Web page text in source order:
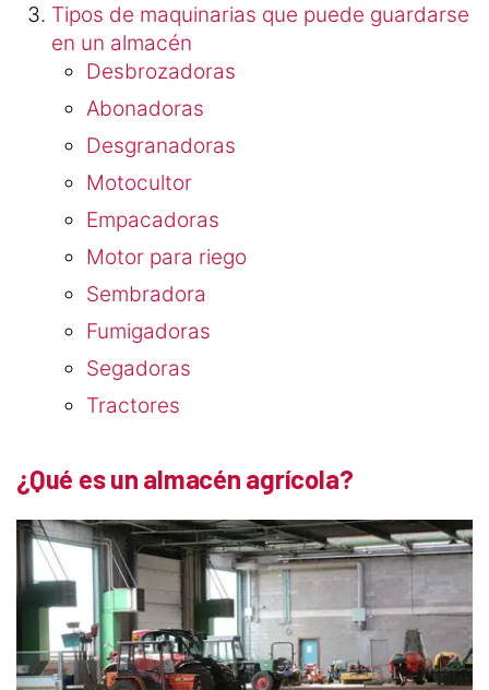
Tipos de maquinarias que puede guardarse
en un almacén
Desbrozadoras
Abonadoras
Desgranadoras
Motocultor
Empacadoras
Motor para riego
Sembradora
Fumigadoras
Segadoras
Tractores
¿Qué es un almacén agrícola?